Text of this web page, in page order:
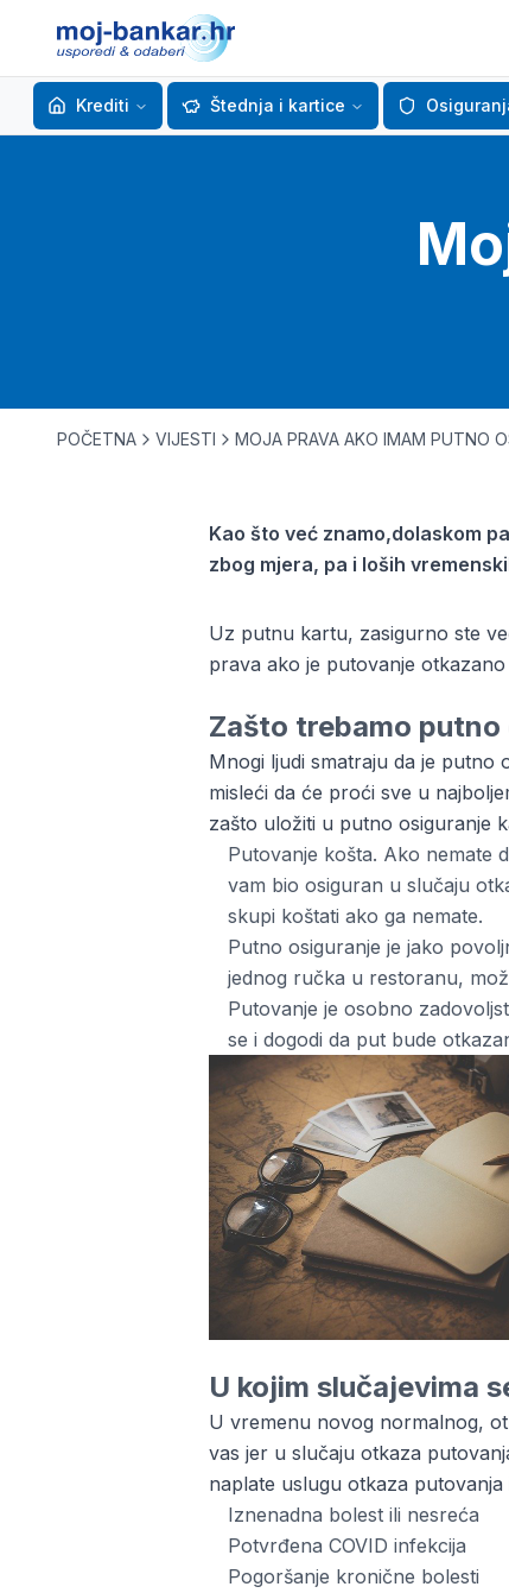
Krediti Štednja i kartice
POČETNA VIJESTI MOJA PRAVA AKO IMAM PUTNO
Kao što već znamo,dolaskom
zbog mjera, pa i loših
Uz putnu kartu, zasigurno ste
prava ako je putovanje
Zašto trebamo
Mnogi ljudi smatraju da je putno
misleći da će proći sve u
zašto uložiti u putno osiguranje
Putovanje košta. Ako nemate
vam bio osiguran u slučaju
skupi koštati ako ga nemate.
Putno osiguranje je jako
jednog ručka u restoranu,
Putovanje je osobno
se i dogodi da put bude
U kojim slučajevima
U vremenu novog normalnog,
vas jer u slučaju otkaza
naplate uslugu otkaza
Iznenadna bolest ili nesreća
Potvrđena COVID infekcija
Pogoršanje kronične bolesti